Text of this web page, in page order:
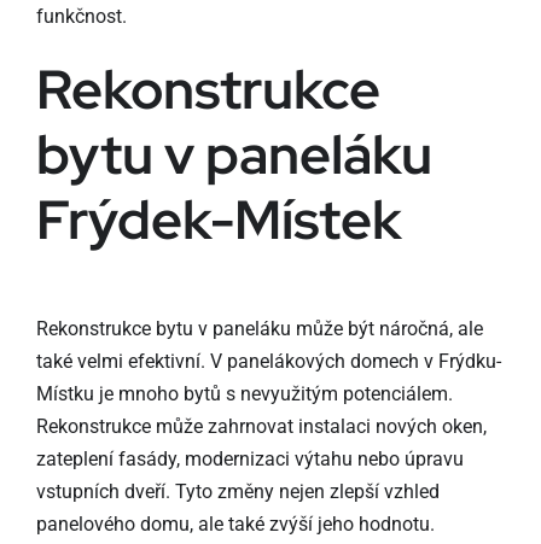
funkčnost.
Rekonstrukce
bytu v paneláku
Frýdek-Místek
Rekonstrukce bytu v paneláku může být náročná, ale
také velmi efektivní. V panelákových domech v Frýdku-
Místku je mnoho bytů s nevyužitým potenciálem.
Rekonstrukce může zahrnovat instalaci nových oken,
zateplení fasády, modernizaci výtahu nebo úpravu
vstupních dveří. Tyto změny nejen zlepší vzhled
panelového domu, ale také zvýší jeho hodnotu.